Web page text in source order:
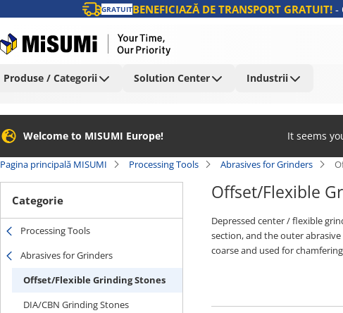
GRATUITBENEFICIAZĂ DE TRANSPORT GRATUIT!-
Produse / Categorii Solution Center Industrii
Welcome to MISUMI Europe! It seems
Pagina principală MISUMI Processing Tools Abrasives for Grinders
Categorie
Processing Tools
Abrasives for Grinders
Offset/Flexible Grinding Stones
DIA/CBN Grinding Stones
Offset/Flexible
Depressed center / flexible
section, and the outer
coarse and used for
aluminum. Flexible grinding